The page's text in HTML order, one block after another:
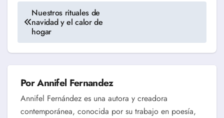
Navegación
de
entradas
Nuestros rituales de
navidad y el calor de
hogar
PorAnnifel Fernandez
Annifel Fernández es una autora y creadora
contemporánea, conocida por su trabajo en poesía,